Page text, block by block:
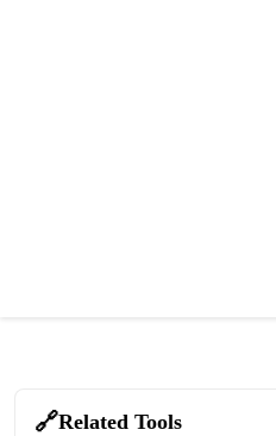
🔗Related Tools